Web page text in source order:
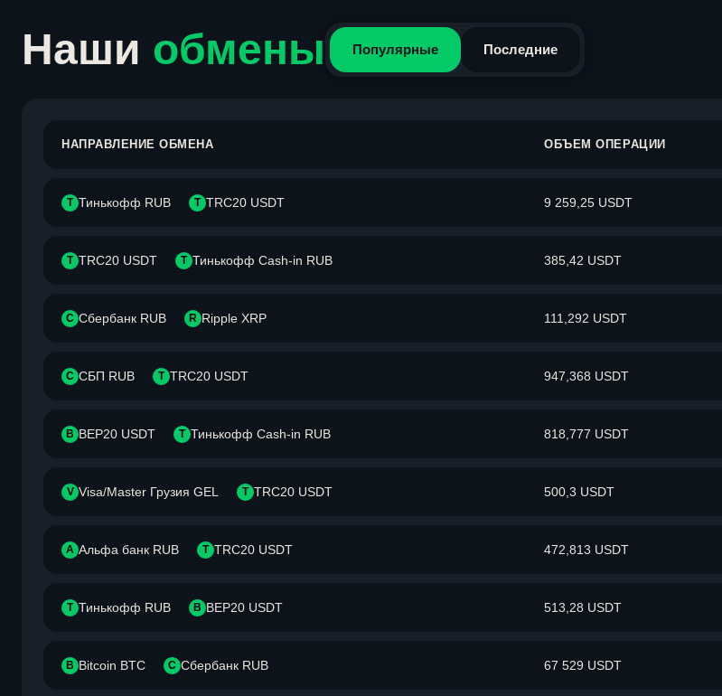
Наши обмены Популярные Последние
НАПРАВЛЕНИЕ ОБМЕНА ОБЪЕМ ОПЕРАЦИИ
Т Тинькофф RUB T TRC20 USDT 9 259,25 USDT
T TRC20 USDT Т Тинькофф Cash-in RUB 385,42 USDT
С Сбербанк RUB R Ripple XRP 111,292 USDT
С СБП RUB T TRC20 USDT 947,368 USDT
B BEP20 USDT Т Тинькофф Cash-in RUB 818,777 USDT
V Visa/Master Грузия GEL T TRC20 USDT 500,3 USDT
А Альфа банк RUB T TRC20 USDT 472,813 USDT
Т Тинькофф RUB B BEP20 USDT 513,28 USDT
B Bitcoin BTC С Сбербанк RUB 67 529 USDT